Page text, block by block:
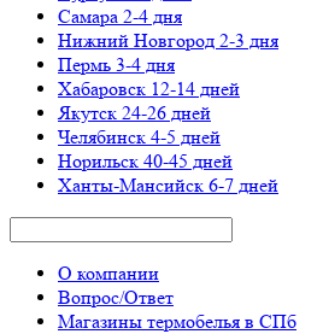
Самара 2-4 дня
Нижний Новгород 2-3 дня
Пермь 3-4 дня
Хабаровск 12-14 дней
Якутск 24-26 дней
Челябинск 4-5 дней
Норильск 40-45 дней
Ханты-Мансийск 6-7 дней
О компании
Вопрос/Ответ
Магазины термобелья в СПб